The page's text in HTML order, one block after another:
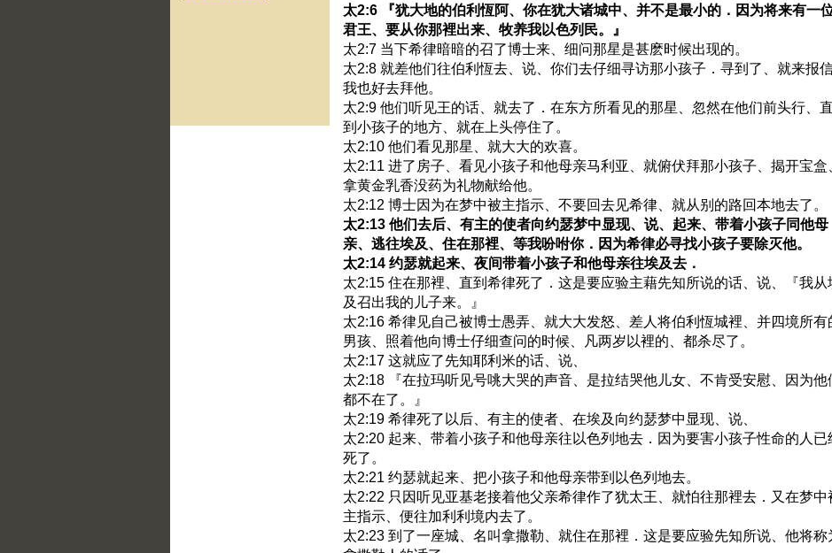
太2:6 『犹大地的伯利恆阿、你在犹大诸城中、并不是最小的．因为将来有一
君王、要从你那裡出来、牧养我以色列民。』
太2:7 当下希律暗暗的召了博士来、细问那星是甚麽时候出现的。
太2:8 就差他们往伯利恆去、说、你们去仔细寻访那小孩子．寻到了、就来报信
我也好去拜他。
太2:9 他们听见王的话、就去了．在东方所看见的那星、忽然在他们前头行、
到小孩子的地方、就在上头停住了。
太2:10 他们看见那星、就大大的欢喜。
太2:11 进了房子、看见小孩子和他母亲马利亚、就俯伏拜那小孩子、揭开宝盒
拿黄金乳香没药为礼物献给他。
太2:12 博士因为在梦中被主指示、不要回去见希律、就从别的路回本地去了。
太2:13 他们去后、有主的使者向约瑟梦中显现、说、起来、带着小孩子同他母
亲、逃往埃及、住在那裡、等我吩咐你．因为希律必寻找小孩子要除灭他。
太2:14 约瑟就起来、夜间带着小孩子和他母亲往埃及去．
太2:15 住在那裡、直到希律死了．这是要应验主藉先知所说的话、说、『我从
及召出我的儿子来。』
太2:16 希律见自己被博士愚弄、就大大发怒、差人将伯利恆城裡、并四境所有
男孩、照着他向博士仔细查问的时候、凡两岁以裡的、都杀尽了。
太2:17 这就应了先知耶利米的话、说、
太2:18 『在拉玛听见号咷大哭的声音、是拉结哭他儿女、不肯受安慰、因为他
都不在了。』
太2:19 希律死了以后、有主的使者、在埃及向约瑟梦中显现、说、
太2:20 起来、带着小孩子和他母亲往以色列地去．因为要害小孩子性命的人已
死了。
太2:21 约瑟就起来、把小孩子和他母亲带到以色列地去。
太2:22 只因听见亚基老接着他父亲希律作了犹太王、就怕往那裡去．又在梦中
主指示、便往加利利境内去了。
太2:23 到了一座城、名叫拿撒勒、就住在那裡．这是要应验先知所说、他将称